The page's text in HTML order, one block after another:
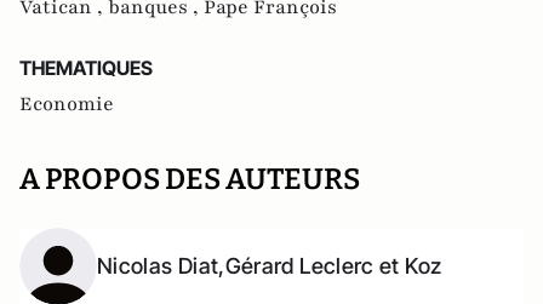
Vatican , banques , Pape François
THEMATIQUES
Economie
A PROPOS DES AUTEURS
Nicolas Diat,Gérard Leclerc et Koz